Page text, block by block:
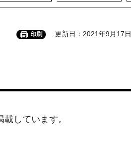
印刷 更新日：2021年9月17日
しています。